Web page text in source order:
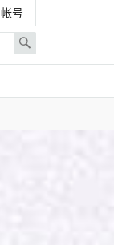
帐号
Search